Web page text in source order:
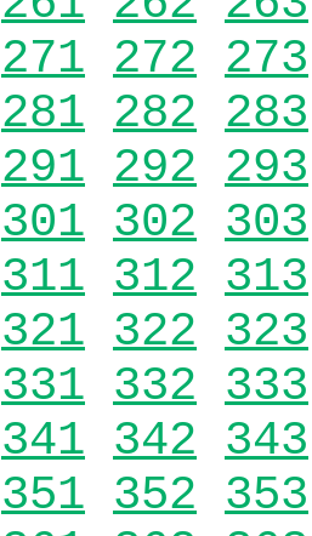
271 272 273
281 282 283
291 292 293
301 302 303
311 312 313
321 322 323
331 332 333
341 342 343
351 352 353